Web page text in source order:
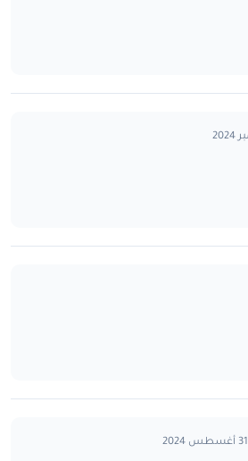
31 أغسطس 2024